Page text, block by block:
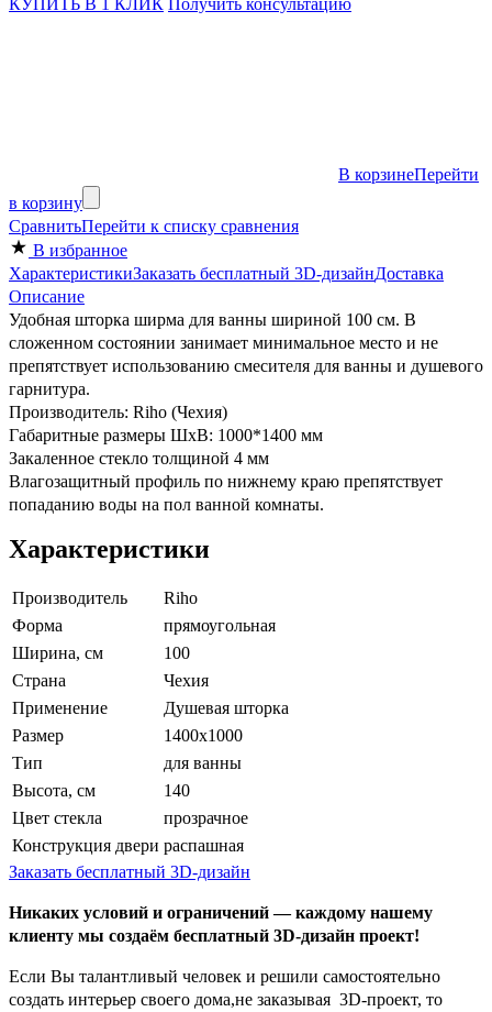
КУПИТЬ В 1 КЛИК Получить консультацию
В корзинеПерейти
в корзину
СравнитьПерейти к списку сравнения
В избранное
ХарактеристикиЗаказать бесплатный 3D-дизайнДоставка
Описание
Удобная шторка ширма для ванны шириной 100 см. В
сложенном состоянии занимает минимальное место и не
препятствует использованию смесителя для ванны и душевого
гарнитура.
Производитель: Riho (Чехия)
Габаритные размеры ШхВ: 1000*1400 мм
Закаленное стекло толщиной 4 мм
Влагозащитный профиль по нижнему краю препятствует
попаданию воды на пол ванной комнаты.
Характеристики
Производитель
Riho
Форма
прямоугольная
Ширина, см
100
Страна
Чехия
Применение
Душевая шторка
Размер
1400x1000
Тип
для ванны
Высота, см
140
Цвет стекла
прозрачное
Конструкция двери распашная
Заказать бесплатный 3D-дизайн
Никаких условий и ограничений — каждому нашему
клиенту мы создаём бесплатный 3D-дизайн проект!
Если Вы талантливый человек и решили самостоятельно
создать интерьер своего дома,не заказывая 3D-проект, то